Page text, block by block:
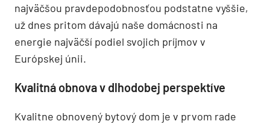
najväčšou pravdepodobnosťou podstatne vyššie,
už dnes pritom dávajú naše domácnosti na
energie najväčší podiel svojich príjmov v
Európskej únii.
Kvalitná obnova v dlhodobej perspektíve
Kvalitne obnovený bytový dom je v prvom rade